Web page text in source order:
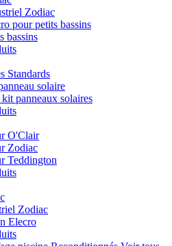
Zodiac
pour petits bassins
bassins
Standards
solaire
panneaux solaires
O'Clair
Zodiac
Teddington
Zodiac
Elecro